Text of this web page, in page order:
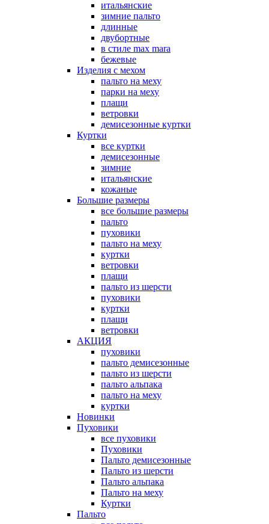
итальянские
зимние пальто
длинные
двубортные
в стиле max mara
бежевые
Изделия с мехом
пальто на меху
парки на меху
плащи
ветровки
демисезонные куртки
Куртки
все куртки
демисезонные
зимние
итальянские
кожаные
Большие размеры
все большие размеры
пальто
пуховики
пальто на меху
куртки
ветровки
плащи
пальто из шерсти
пуховики
куртки
плащи
ветровки
АКЦИЯ
пуховики
пальто демисезонные
пальто из шерсти
пальто альпака
пальто на меху
куртки
Новинки
Пуховики
все пуховики
Пуховики
Пальто демисезонные
Пальто из шерсти
Пальто альпака
Пальто на меху
Куртки
Пальто